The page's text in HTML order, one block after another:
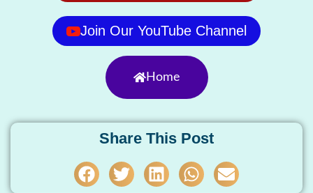
Join Our YouTube Channel
Home
Share This Post